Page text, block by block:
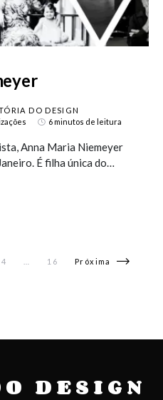
DO DESIGN
6 minutos de leitura
Anna Maria Niemeyer
É filha única do…
posts
4 16 Próxima
DESIGN